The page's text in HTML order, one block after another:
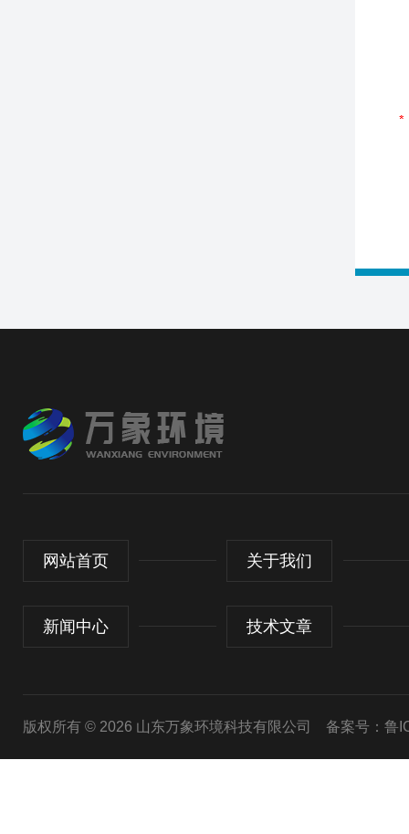
网站首页 关于我们
新闻中心 技术文章
版权所有 © 2026 山东万象环境科技有限公司 备案号：鲁